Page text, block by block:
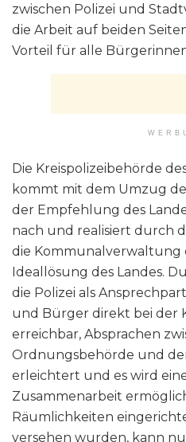
zwischen Polizei und
die Arbeit auf beiden
Vorteil für alle
Die Kreispolizeibehörde
kommt mit dem Umzug
der Empfehlung des
nach und realisiert durch
die Kommunalverwaltung
Ideallösung des Landes.
die Polizei als
und Bürger direkt bei der
erreichbar, Absprachen
Ordnungsbehörde und
erleichtert und es wird
Zusammenarbeit
Räumlichkeiten
versehen wurden, kann